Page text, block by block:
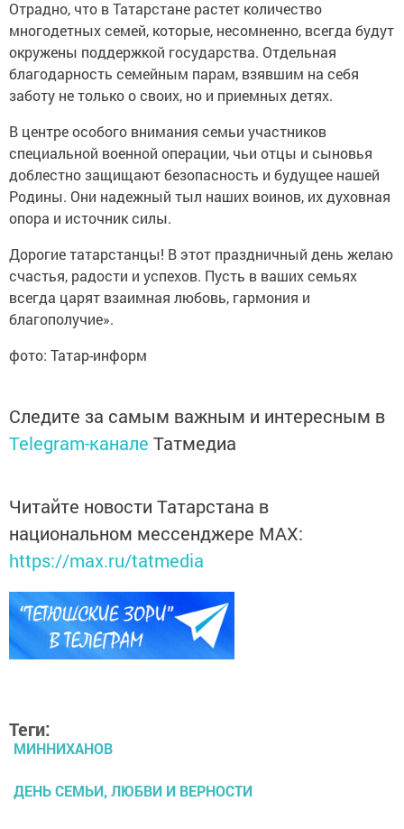
Отрадно, что в Татарстане растет количество
многодетных семей, которые, несомненно, всегда будут
окружены поддержкой государства. Отдельная
благодарность семейным парам, взявшим на себя
заботу не только о своих, но и приемных детях.
В центре особого внимания семьи участников
специальной военной операции, чьи отцы и сыновья
доблестно защищают безопасность и будущее нашей
Родины. Они надежный тыл наших воинов, их духовная
опора и источник силы.
Дорогие татарстанцы! В этот праздничный день желаю
счастья, радости и успехов. Пусть в ваших семьях
всегда царят взаимная любовь, гармония и
благополучие».
фото: Татар-информ
Следите за самым важным и интересным в
Telegram-канале Татмедиа
Читайте новости Татарстана в
национальном мессенджере MАХ:
https://max.ru/tatmedia
Теги:
МИННИХАНОВ
ДЕНЬ СЕМЬИ, ЛЮБВИ И ВЕРНОСТИ